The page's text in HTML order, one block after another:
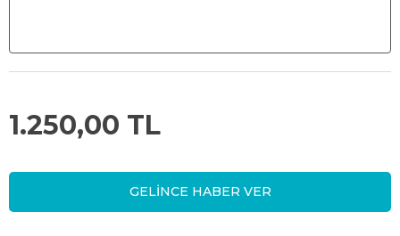
1.250,00 TL
GELİNCE HABER VER